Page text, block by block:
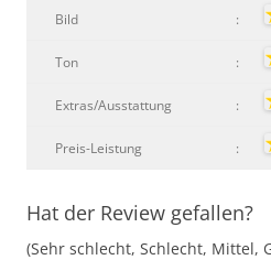
Bild :
Ton :
Extras/Ausstattung :
Preis-Leistung :
Hat der Review gefallen?
(Sehr schlecht, Schlecht, Mittel,